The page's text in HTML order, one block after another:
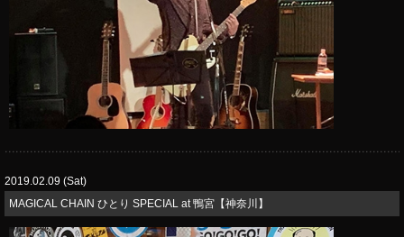
2019.02.09 (Sat)
MAGICAL CHAIN ひとり SPECIAL at 鴨宮【神奈川】